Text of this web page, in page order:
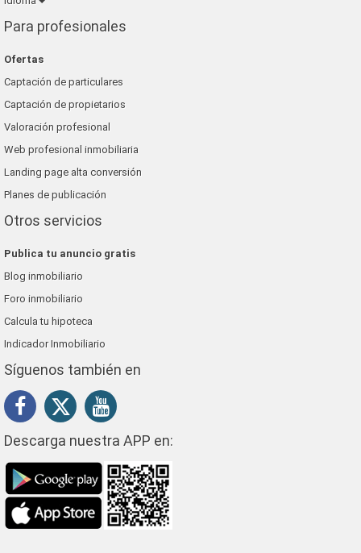
Para profesionales
Ofertas
Captación de particulares
Captación de propietarios
Valoración profesional
Web profesional inmobiliaria
Landing page alta conversión
Planes de publicación
Otros servicios
Publica tu anuncio gratis
Blog inmobiliario
Foro inmobiliario
Calcula tu hipoteca
Indicador Inmobiliario
Síguenos también en
Descarga nuestra APP en: